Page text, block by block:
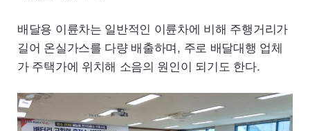
배달용 이륜차는 일반적인 이륜차에 비해 주행거리가
길어 온실가스를 다량 배출하며, 주로 배달대행 업체
가 주택가에 위치해 소음의 원인이 되기도 한다.